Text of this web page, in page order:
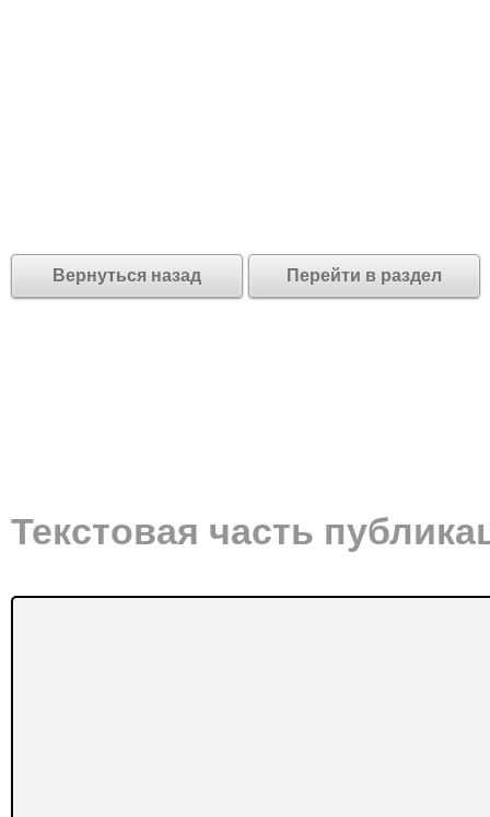
Вернуться назад Перейти в раздел
Текстовая часть